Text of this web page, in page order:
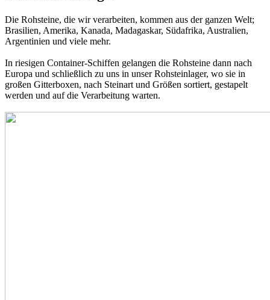
Die Rohsteine, die wir verarbeiten, kommen aus der ganzen Welt;
Brasilien, Amerika, Kanada, Madagaskar, Südafrika, Australien,
Argentinien und viele mehr.
In riesigen Container-Schiffen gelangen die Rohsteine dann nach
Europa und schließlich zu uns in unser Rohsteinlager, wo sie in
großen Gitterboxen, nach Steinart und Größen sortiert, gestapelt
werden und auf die Verarbeitung warten.